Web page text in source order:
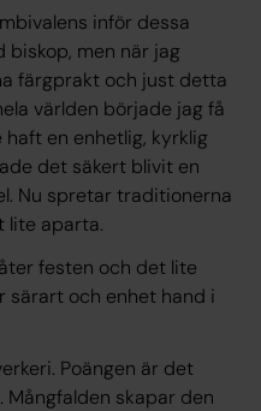
inför dessa
biskop, men när jag
färgprakt och just detta
världen började jag få
en enhetlig, kyrklig
det säkert blivit en
Nu spretar traditionerna
lite aparta.
festen och det lite
särart och enhet hand i
Poängen är det
skapar den